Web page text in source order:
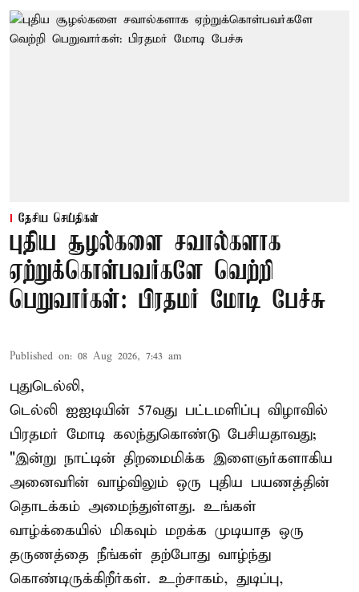
தேசிய செய்திகள்
புதிய சூழல்களை சவால்களாக
ஏற்றுக்கொள்பவர்களே வெற்றி
பெறுவார்கள்: பிரதமர் மோடி பேச்சு
Published on: 08 Aug 2026, 7:43 am
புதுடெல்லி,
டெல்லி ஐஐடியின் 57வது பட்டமளிப்பு விழாவில்
பிரதமர் மோடி கலந்துகொண்டு பேசியதாவது;
"இன்று நாட்டின் திறமைமிக்க இளைஞர்களாகிய
அனைவரின் வாழ்விலும் ஒரு புதிய பயணத்தின்
தொடக்கம் அமைந்துள்ளது. உங்கள்
வாழ்க்கையில் மிகவும் மறக்க முடியாத ஒரு
தருணத்தை நீங்கள் தற்போது வாழ்ந்து
கொண்டிருக்கிறீர்கள். உற்சாகம், துடிப்பு,